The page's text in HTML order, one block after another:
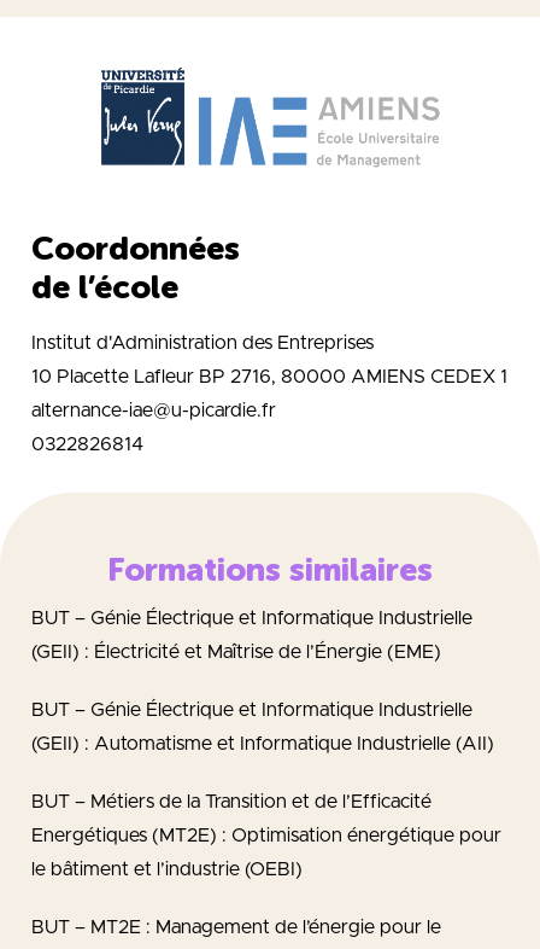
Coordonnées
de l’école
Institut d'Administration des Entreprises
10 Placette Lafleur BP 2716, 80000 AMIENS CEDEX 1
alternance-iae@u-picardie.fr
0322826814
Formations similaires
BUT – Génie Électrique et Informatique Industrielle
(GEII) : Électricité et Maîtrise de l’Énergie (EME)
BUT – Génie Électrique et Informatique Industrielle
(GEII) : Automatisme et Informatique Industrielle (AII)
BUT – Métiers de la Transition et de l’Efficacité
Energétiques (MT2E) : Optimisation énergétique pour
le bâtiment et l’industrie (OEBI)
BUT – MT2E : Management de l’énergie pour le